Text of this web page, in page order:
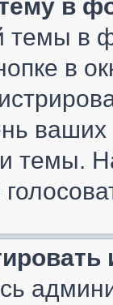
в
темы в
в
ваших
темы.